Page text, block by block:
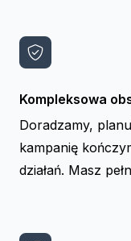
Kompleksowa
Doradzamy,
kampanię
działań. Masz